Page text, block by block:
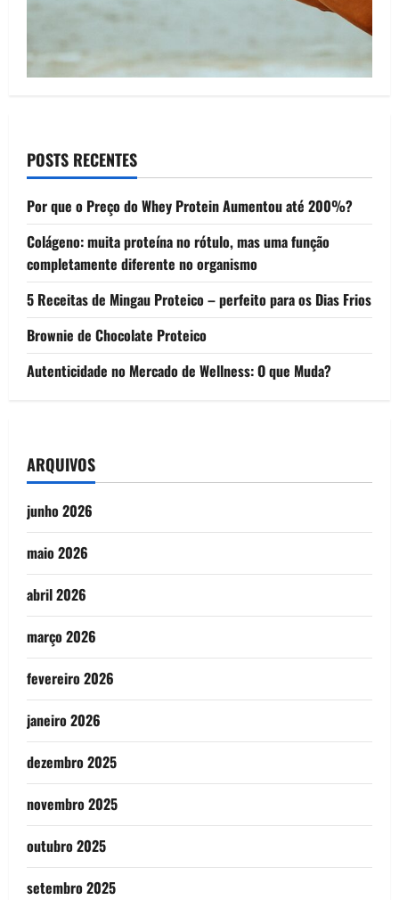
POSTS RECENTES
Por que o Preço do Whey Protein Aumentou até 200%?
Colágeno: muita proteína no rótulo, mas uma função
completamente diferente no organismo
5 Receitas de Mingau Proteico – perfeito para os Dias Frios
Brownie de Chocolate Proteico
Autenticidade no Mercado de Wellness: O que Muda?
ARQUIVOS
junho 2026
maio 2026
abril 2026
março 2026
fevereiro 2026
janeiro 2026
dezembro 2025
novembro 2025
outubro 2025
setembro 2025